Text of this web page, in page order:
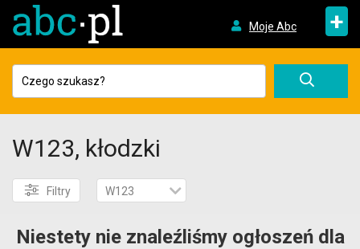
Moje Abc +
W123, kłodzki
Filtry W123
Niestety nie znaleźliśmy ogłoszeń dla